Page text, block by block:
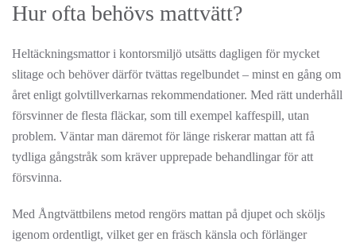
Hur ofta behövs mattvätt?
Heltäckningsmattor i kontorsmiljö utsätts dagligen för mycket
slitage och behöver därför tvättas regelbundet – minst en gång om
året enligt golvtillverkarnas rekommendationer. Med rätt underhåll
försvinner de flesta fläckar, som till exempel kaffespill, utan
problem. Väntar man däremot för länge riskerar mattan att få
tydliga gångstråk som kräver upprepade behandlingar för att
försvinna.
Med Ångtvättbilens metod rengörs mattan på djupet och sköljs
igenom ordentligt, vilket ger en fräsch känsla och förlänger